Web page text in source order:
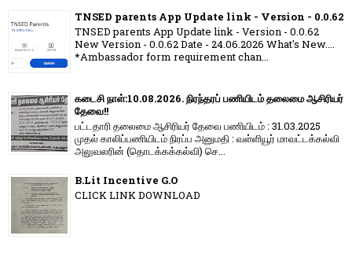
TNSED parents App Update link - Version - 0.0.62
TNSED parents App Update link - Version - 0.0.62
New Version - 0.0.62 Date - 24.06.2026 What's New....
*Ambassador form requirement chan...
கடைசி நாள்:10.08.2026. நிரந்தரப் பணியிடம் தலைமை ஆசிரியர்
தேவை!!
பட்டதாரி தலைமை ஆசிரியர் தேவை பணியிடம் : 31.03.2025
முதல் காலிப்பணியிடம் நிரப்ப அனுமதி : வள்ளியூர் மாவட்டக்கல்வி
அலுவலரின் (தொடக்கக்கல்வி) செ...
B.Lit Incentive G.O
CLICK LINK DOWNLOAD